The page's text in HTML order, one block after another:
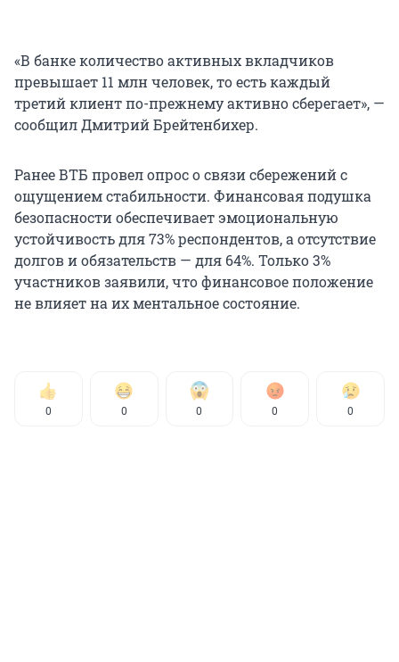
«В банке количество активных вкладчиков
превышает 11 млн человек, то есть каждый
третий клиент по-прежнему активно сберегает», —
сообщил Дмитрий Брейтенбихер.
Ранее ВТБ провел опрос о связи сбережений с
ощущением стабильности. Финансовая подушка
безопасности обеспечивает эмоциональную
устойчивость для 73% респондентов, а отсутствие
долгов и обязательств — для 64%. Только 3%
участников заявили, что финансовое положение
не влияет на их ментальное состояние.
0 0 0 0 0